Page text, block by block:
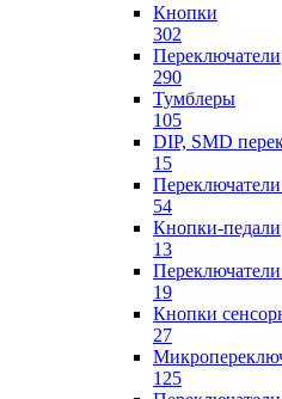
Кнопки
302
Переключатели
290
Тумблеры
105
DIP, SMD
15
54
Кнопки-педали
13
19
Кнопки
27
125